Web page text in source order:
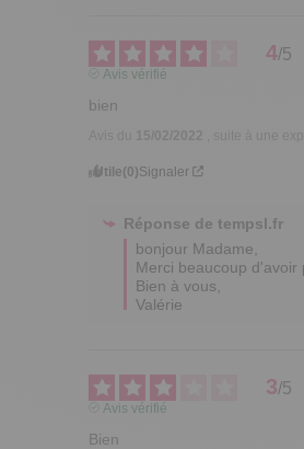
4/5
Avis vérifié
bien
15/02/2022
Utile(0)Signaler
Réponse detempsl.fr
bonjour Madame,
Merci beaucoup d'avoir
Bien à vous,
Valérie
3/5
Avis vérifié
Bien